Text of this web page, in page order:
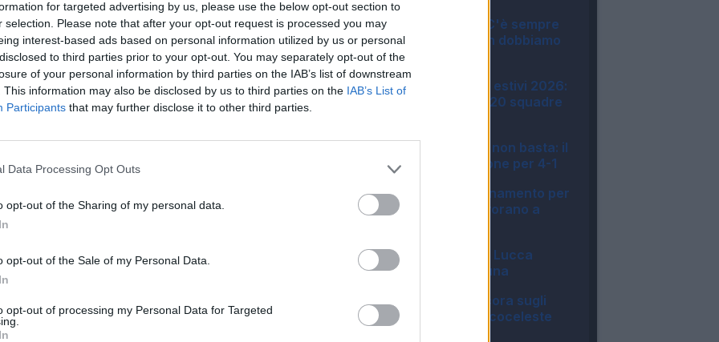
for targeted advertising by us, please use the below opt-out section to
selection. Please note that after your opt-out request is processed you may
interest-based ads based on personal information utilized by us or personal
to third parties prior to your opt-out. You may separately opt-out of the
of your personal information by third parties on the IAB’s list of downstream
This information may also be disclosed by us to third parties on the IAB’s List of
Participants that may further disclose it to other third parties.
Data Processing Opt Outs
opt-out of the Sharing of my personal data.
opt-out of the Sale of my Personal Data.
opt-out of processing my Personal Data for Targeted
due calciatori
Partite a voto
Media Voto
-
23:48
Lazio, Gattuso: "C'è sempre
da migliorare, non dobbiamo
cercare alibi"
23:08
Amichevoli e ritiri estivi 2026:
tutte le info sulle 20 squadre
Sassuolo, Bakola non basta: il
Celta Vigo si impone per 4-1
22:21
Lecce, primo allenamento per
Geubbels. In 4 lavorano a
Napoli, Politano e Lucca
stendono l'Osasuna
Lazio, Ratkov ancora sugli
scudi: poker biancoceleste